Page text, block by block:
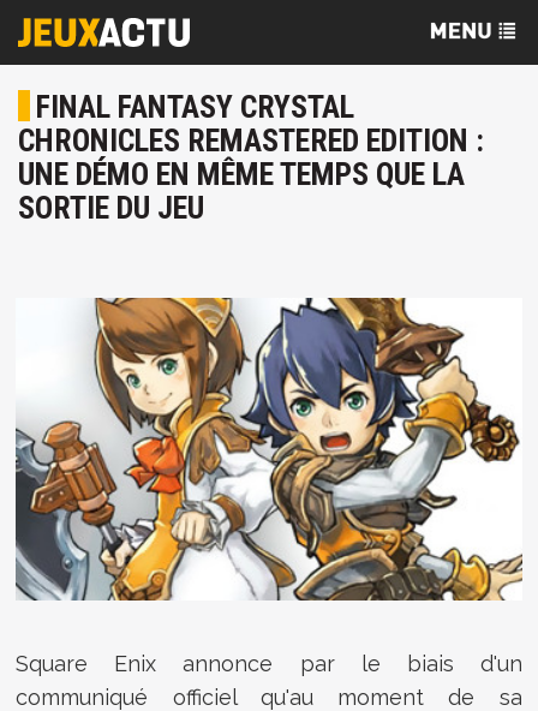
FINAL FANTASY CRYSTAL
CHRONICLES REMASTERED EDITION :
UNE DÉMO EN MÊME TEMPS QUE LA
SORTIE DU JEU
Square Enix annonce par le biais d'un
communiqué officiel qu'au moment de sa